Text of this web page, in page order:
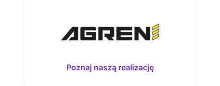
Poznaj naszą realizację